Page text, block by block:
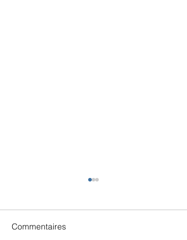
Commentaires